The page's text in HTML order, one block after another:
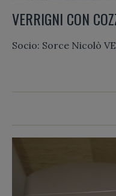
VERRIGNI CON
Socio: Sorce Nicolò